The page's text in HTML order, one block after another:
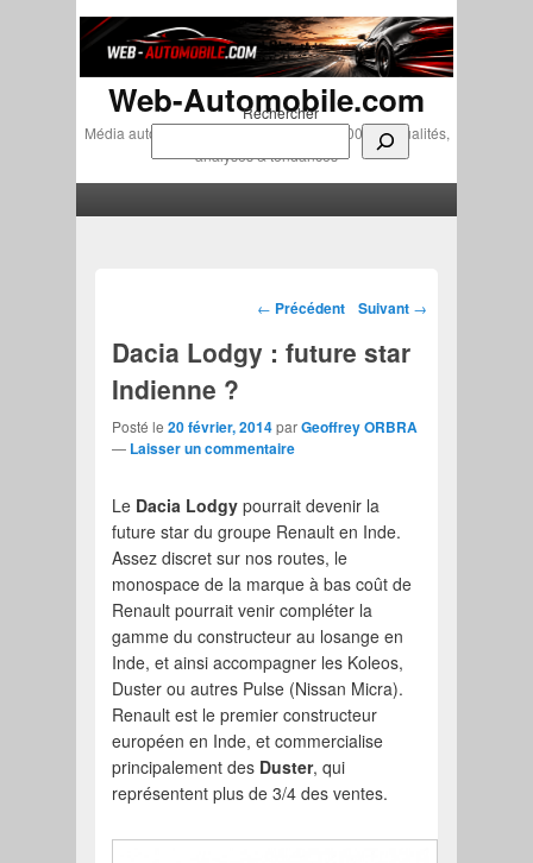
Rechercher
Web-Automobile.com
Média automobile indépendant depuis 2007 • Actualités,
analyses & tendances
Navigation des articles
← Précédent Suivant →
Dacia Lodgy : future star
Indienne ?
Posté le20 février, 2014parGeoffrey ORBRA
— Laisser un commentaire
Le Dacia Lodgy pourrait devenir la
future star du groupe Renault en Inde.
Assez discret sur nos routes, le
monospace de la marque à bas coût de
Renault pourrait venir compléter la
gamme du constructeur au losange en
Inde, et ainsi accompagner les Koleos,
Duster ou autres Pulse (Nissan Micra).
Renault est le premier constructeur
européen en Inde, et commercialise
principalement des Duster, qui
représentent plus de 3/4 des ventes.